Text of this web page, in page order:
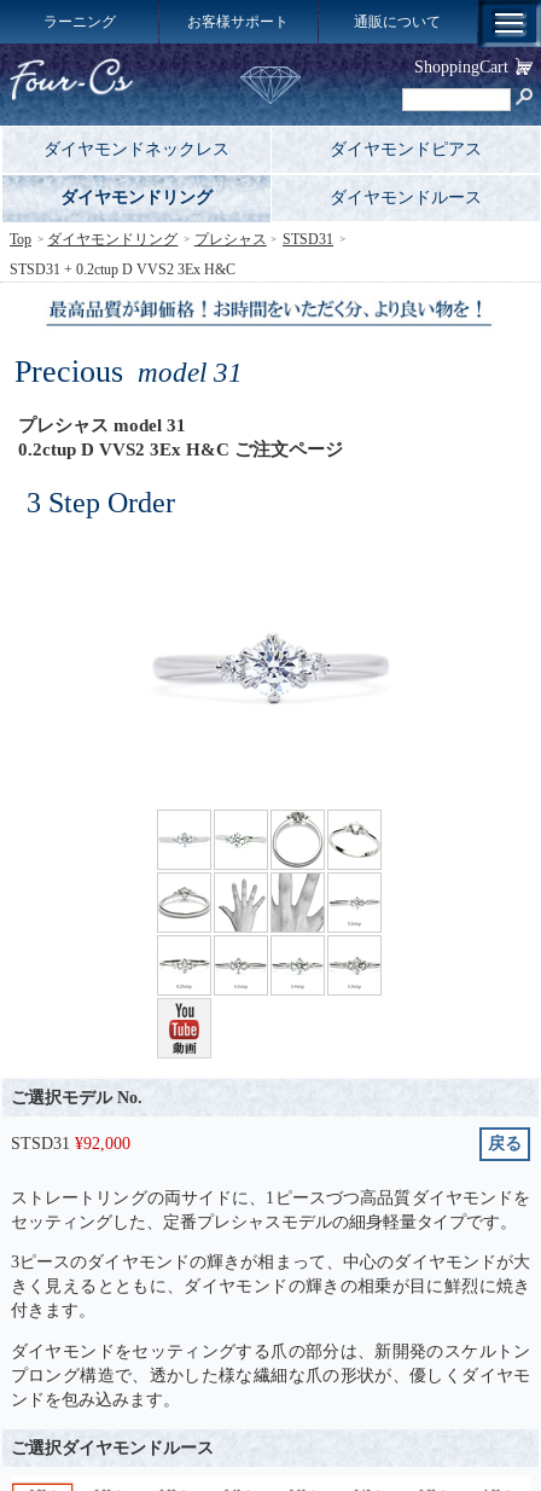
ラーニング お客様サポート 通販について
ダイヤモンドネックレス ダイヤモンドピアス
ダイヤモンドリング ダイヤモンドルース
Precious model 31
プレシャス model 31
0.2ctup D VVS2 3Ex H&C ご注文ページ
3 Step Order
ご選択モデル No.
STSD31 ¥92,000 戻る
ストレートリングの両サイドに、1ピースづつ高品質ダイヤモンドを
セッティングした、定番プレシャスモデルの細身軽量タイプです。
3ピースのダイヤモンドの輝きが相まって、中心のダイヤモンドが大
きく見えるとともに、ダイヤモンドの輝きの相乗が目に鮮烈に焼き
付きます。
ダイヤモンドをセッティングする爪の部分は、新開発のスケルトン
プロング構造で、透かした様な繊細な爪の形状が、優しくダイヤモ
ンドを包み込みます。
ご選択ダイヤモンドルース
Top ダイヤモンドリング プレシャス
STSD31
STSD31 + 0.2ctup D VVS2 3Ex H&C
ShoppingCart